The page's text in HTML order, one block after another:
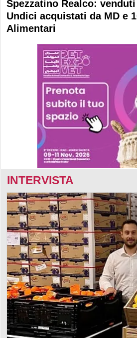
Spezzatino Realco:
Undici acquistati da MD e
Alimentari
INTERVISTA